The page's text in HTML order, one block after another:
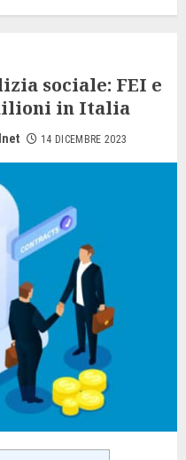
sociale: FEI e
in Italia
14 DICEMBRE 2023